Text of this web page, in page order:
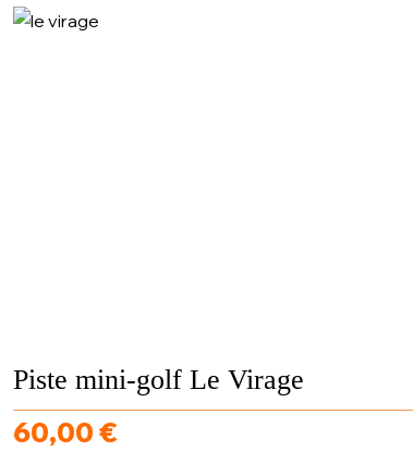
Piste mini-golf Le Virage
60,00€